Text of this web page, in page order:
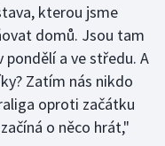
kterou jsme
domů. Jsou tam
a ve středu. A
Zatím nás nikdo
oproti začátku
o něco hrát,"